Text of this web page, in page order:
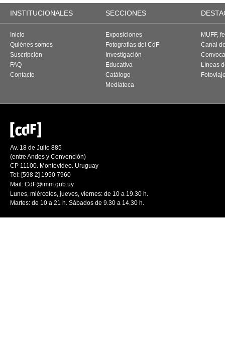
INSTITUCIONALES SECCIONES
Inicio
Quiénes somos
Suscripción
FAQ
Contacto
Exposiciones
Fotografías del CdF
Investigación
Educativa
Catálogo
Mediateca
MUFF,
Canal
Líneas
Av. 18 de Julio 885
(entre Andes y Convención)
CP 11100. Montevideo. Uruguay
Tel: [598 2] 1950 7960
Mail: CdF@imm.gub.uy
Lunes, miércoles, jueves, viernes: de 10 a 19.30 h.
Martes: de 10 a 21 h. Sábados de 9.30 a 14.30 h.